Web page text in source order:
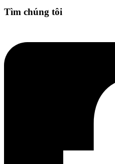
Tìm chúng tôi